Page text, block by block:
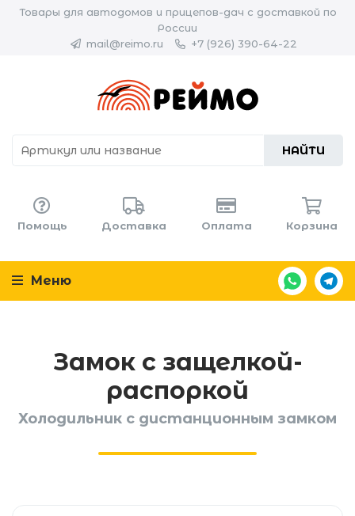
Товары для автодомов и прицепов-дач с доставкой по
России
mail@reimo.ru
+7 (926) 390-64-22
НАЙТИ
Помощь Доставка Оплата Корзина
Меню
Замок с защелкой-
распоркой
Холодильник с дистанционным замком